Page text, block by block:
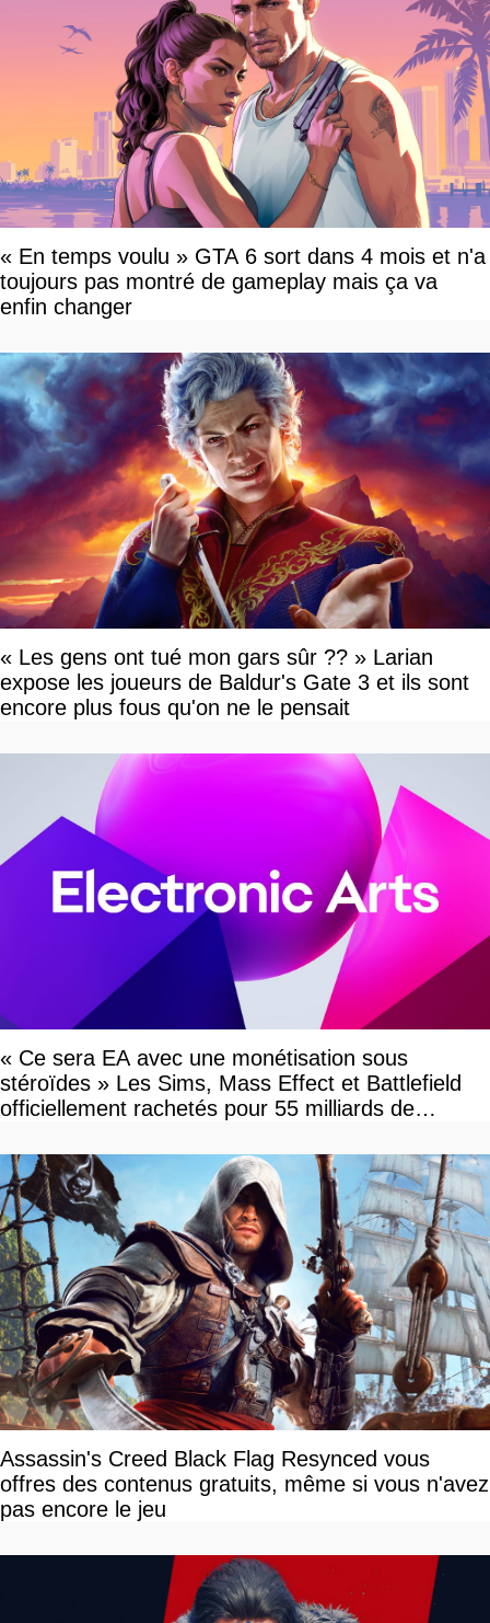
« En temps voulu » GTA 6 sort dans 4 mois et n'a
toujours pas montré de gameplay mais ça va
enfin changer
« Les gens ont tué mon gars sûr ?? » Larian
expose les joueurs de Baldur's Gate 3 et ils sont
encore plus fous qu'on ne le pensait
« Ce sera EA avec une monétisation sous
stéroïdes » Les Sims, Mass Effect et Battlefield
officiellement rachetés pour 55 milliards de
Assassin's Creed Black Flag Resynced vous
offres des contenus gratuits, même si vous n'avez
pas encore le jeu